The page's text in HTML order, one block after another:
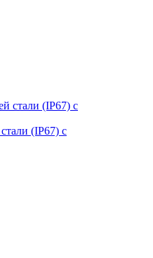
(IP67) с